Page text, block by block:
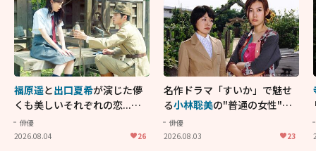
福原遥と出口夏希が演じた儚
くも美しいそれぞれの恋...生
きることの尊さを教えてくれ
た映画「あの花が咲く丘で、
俳優
2026.08.04
26
名作ドラマ「すいか」で魅せ
る小林聡美の"普通の女性"が
大人に刺さる...映画「かもめ
食堂」にも通じる静かな芝居
俳優
2026.08.03
23